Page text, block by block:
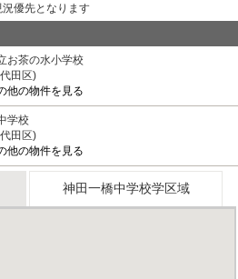
優先となります
お茶の水小学校
田区)
他の物件を見る
学校
田区)
他の物件を見る
神田一橋中学校学区域